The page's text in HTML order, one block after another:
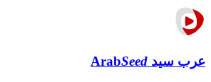
عرب سيد ArabSeed